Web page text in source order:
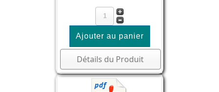
Détails du Produit